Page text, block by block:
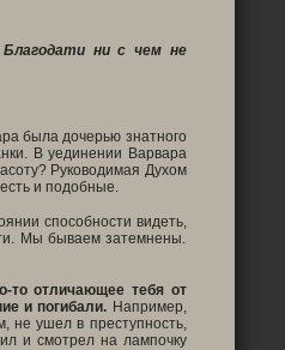
Благодати ни с чем не
была дочерью знатного
В уединении Варвара
Руководимая Духом
и подобные.
способности видеть,
Мы бываем затемнены.
то отличающее тебя от
и погибали. Например,
не ушел в преступность,
и смотрел на лампочку